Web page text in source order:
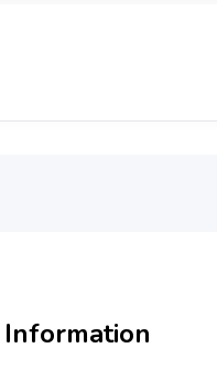
Information